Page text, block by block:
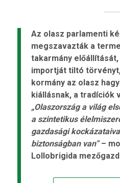
Az olasz parlamenti
megszavazták a
takarmány
importját tiltó
kormány az olasz
kiállásnak, a tradíciók
„Olaszország a világ
a szintetikus
gazdasági
biztonságban van”–
Lollobrigida